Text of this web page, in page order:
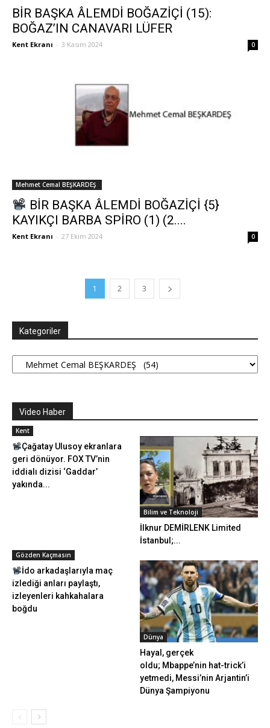
BİR BAŞKA ÂLEMDİ BOĞAZİÇİ (15):
BOĞAZ’IN CANAVARI LÜFER
Kent Ekranı - 3 Kasım 2024 0
Mehmet Cemal BEŞKARDEŞ
BİR BAŞKA ÂLEMDİ BOĞAZİÇİ {5}
KAYIKÇI BARBA SPİRO (1) (2....
Kent Ekranı - 27 Ekim 2024 0
1 2 3
Kategoriler
Kategoriler
Video Haber
Kent
Çağatay Ulusoy ekranlara
geri dönüyor. FOX TV’nin
iddialı dizisi ‘Gaddar’
yakında...
Bilim ve Teknoloji
İlknur DEMİRLENK Limited
İstanbul;...
Gözden Kaçmasın
İdo arkadaşlarıyla maç
izlediği anları paylaştı,
izleyenleri kahkahalara
boğdu
Dünya
Hayal, gerçek
oldu; Mbappe’nin hat-trick’i
yetmedi, Messi’nin Arjantin’i
Dünya Şampiyonu